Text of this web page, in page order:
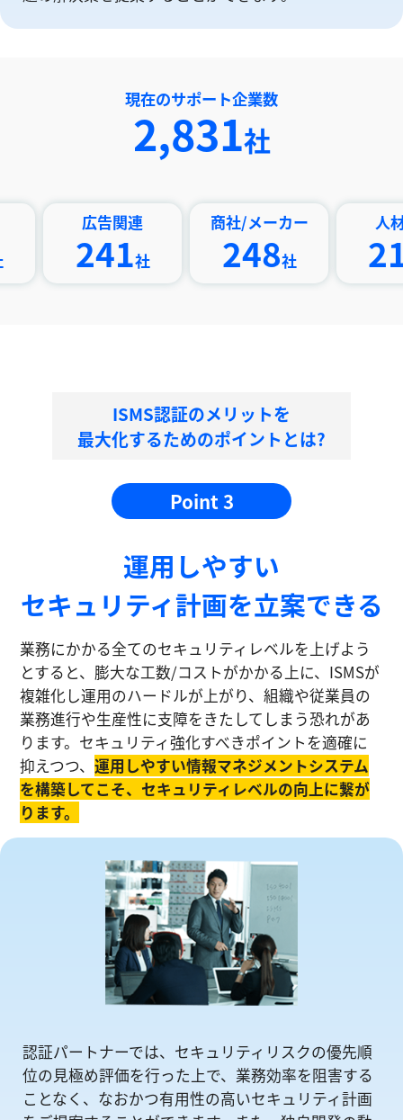
現在のサポート企業数
4,049社
社
商社/メーカー
社 社
ISMS認証のメリットを
最大化するためのポイントとは?
Point 3
運⽤しやすい
セキュリティ計画を⽴案できる
業務にかかる全てのセキュリティレベルを上げよう
とすると、膨大な工数/コストがかかる上に、ISMSが
複雑化し運⽤のハードルが上がり、組織や従業員の
業務進⾏や生産性に⽀障をきたしてしまう恐れがあ
ります。セキュリティ強化すべきポイントを適確に
抑えつつ、運⽤しやすい情報マネジメントシステム
を構築してこそ、セキュリティレベルの向上に繋が
ります。
認証パートナーでは、セキュリティリスクの優先順
位の⾒極め評価を⾏った上で、業務効率を阻害する
ことなく、なおかつ有⽤性の⾼いセキュリティ計画